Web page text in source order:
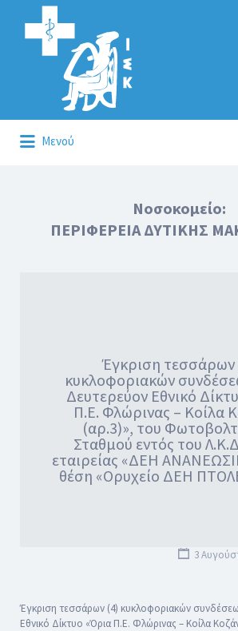
Αναζήτηση
για:
Μενού
για:
Νοσοκομείο:
ΠΕΡΙΦΕΡΕΙΑ ΔΥΤΙΚΗΣ
Έγκριση τεσσάρων
κυκλοφοριακών
Δευτερεύον Εθνικό
Π.Ε. Φλώρινας – Κοίλα
(αρ.3)», του
Σταθμού εντός του
εταιρείας «ΔΕΗ
θέση «Ορυχείο ΔΕΗ
3
Έγκριση τεσσάρων (4) κυκλοφοριακών
Εθνικό Δίκτυο «Όρια Π.Ε. Φλώρινας – Κοίλα